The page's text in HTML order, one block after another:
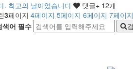
. 최고의 날이었습니다
댓글+ 12개
3페이지 4페이지 5페이지 6페이지 7페이지
색어 필수